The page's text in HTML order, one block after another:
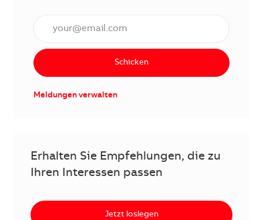
Schicken
Meldungen verwalten
Erhalten Sie Empfehlungen, die zu
Ihren Interessen passen
Jetzt loslegen